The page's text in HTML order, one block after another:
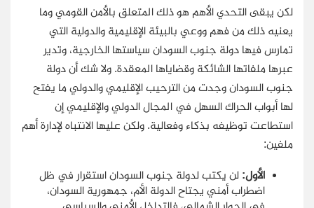
لكن يبقى التحدي الأهم هو ذلك المتعلق بالأمن القومي وما
يعنيه ذلك من فهم ووعي بالبيئة الإقليمية والدولية التي
تمارس فيها دولة جنوب السودان سياستها الخارجية، وتدير
عبرها ملفاتها الشائكة وقضاياها المعقدة. ولا شك أن دولة
جنوب السودان وجدت من الترحيب الإقليمي والدولي ما يفتح
لها أبواب الحراك السهل في المجال الدولي والإقليمي إن
استطاعت توظيفه بذكاء وفعالية. ولكن عليها الانتباه لإدارة أهم
ملفين:
الأول: لن يكتب لدولة جنوب السودان استقرار في ظل
اضطراب أمني يجتاح الدولة الأم، جمهورية السودان،
في الجوار الشمالي، فالتداخل الأمني والسياسي